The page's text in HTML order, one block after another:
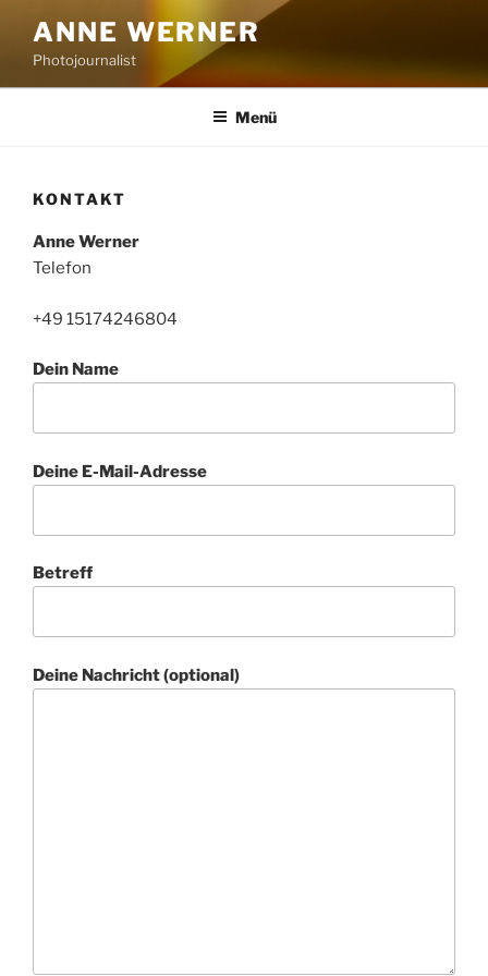
Inhalt
springen
ANNE WERNER
Photojournalist
Menü
KONTAKT
Anne Werner
Telefon
+49 15174246804
Dein Name
Deine E-Mail-Adresse
Betreff
Deine Nachricht (optional)